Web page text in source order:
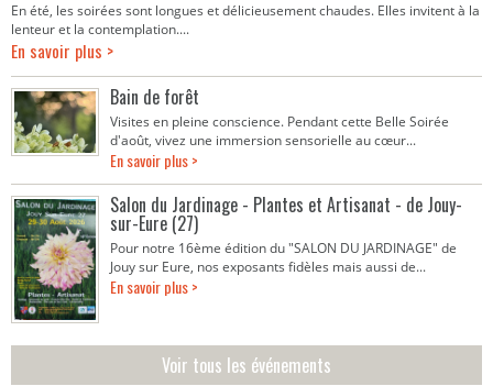
En été, les soirées sont longues et délicieusement chaudes. Elles invitent à la
lenteur et la contemplation....
En savoir plus >
Bain de forêt
Visites en pleine conscience. Pendant cette Belle Soirée
d'août, vivez une immersion sensorielle au cœur...
En savoir plus >
Salon du Jardinage - Plantes et Artisanat - de Jouy-
sur-Eure (27)
Pour notre 16ème édition du "SALON DU JARDINAGE" de
Jouy sur Eure, nos exposants fidèles mais aussi de...
En savoir plus >
Voir tous les événements